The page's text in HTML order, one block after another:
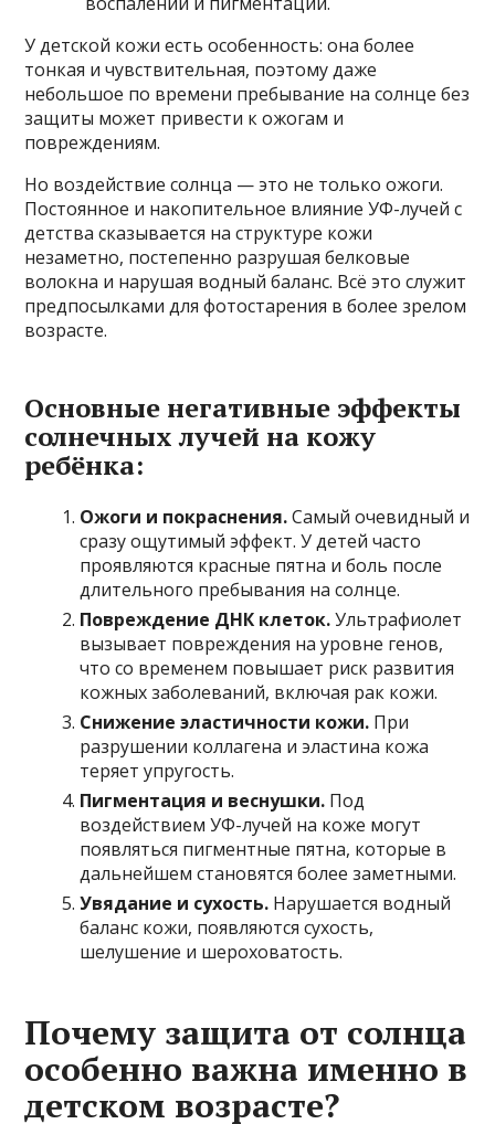
У детской кожи есть особенность: она более
тонкая и чувствительная, поэтому даже
небольшое по времени пребывание на солнце без
защиты может привести к ожогам и
повреждениям.
Но воздействие солнца — это не только ожоги.
Постоянное и накопительное влияние УФ-лучей с
детства сказывается на структуре кожи
незаметно, постепенно разрушая белковые
волокна и нарушая водный баланс. Всё это служит
предпосылками для фотостарения в более зрелом
возрасте.
Основные негативные эффекты
солнечных лучей на кожу
ребёнка:
Ожоги и покраснения.Самый очевидный и
сразу ощутимый эффект. У детей часто
проявляются красные пятна и боль после
длительного пребывания на солнце.
Повреждение ДНК клеток.Ультрафиолет
вызывает повреждения на уровне генов,
что со временем повышает риск развития
кожных заболеваний, включая рак кожи.
Снижение эластичности кожи. При
разрушении коллагена и эластина кожа
теряет упругость.
Пигментация и веснушки. Под
воздействием УФ-лучей на коже могут
появляться пигментные пятна, которые в
дальнейшем становятся более заметными.
Увядание и сухость. Нарушается водный
баланс кожи, появляются сухость,
шелушение и шероховатость.
Почему защита от солнца
особенно важна именно в
детском возрасте?